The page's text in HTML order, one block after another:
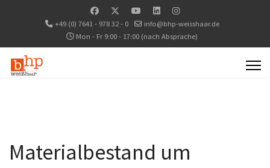
+49 (0) 7641 - 978 32 - 0
info@bhp-weisshaar.de
Mon - Fr 9:00 - 17:00 (nach Absprache)
Materialbestand um